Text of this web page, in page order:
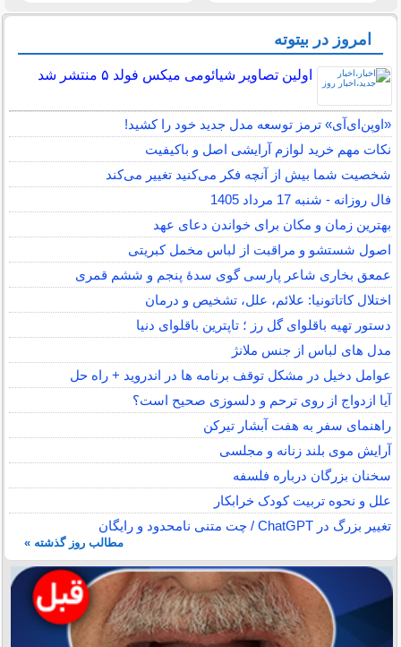
امروز در بیتوته
اولین تصاویر شیائومی میکس فولد ۵ منتشر شد
«اوپن‌ای‌آی» ترمز توسعه مدل جدید خود را کشید!
نکات مهم خرید لوازم آرایشی اصل و باکیفیت
شخصیت شما بیش از آنچه فکر می‌کنید تغییر می‌کند
فال روزانه - شنبه 17 مرداد 1405
بهترین زمان و مکان برای خواندن دعای عهد
اصول شستشو و مراقبت از لباس مخمل کبریتی
عمعق بخاری شاعر پارسی گوی سدهٔ پنجم و ششم قمری
اختلال کاتاتونیا: علائم، علل، تشخیص و درمان
دستور تهیه باقلوای گل رز ؛ تاپترین باقلوای دنیا
مدل های لباس از جنس ملانژ
عوامل دخیل در مشکل توقف برنامه ها در اندروید + راه حل
آیا ازدواج از روی ترحم و دلسوزی صحیح است؟
راهنمای سفر به هفت آبشار تیرکن
آرایش موی بلند زنانه و مجلسی
سخنان بزرگان درباره فلسفه
علل و نحوه تربیت کودک خرابکار
تغییر بزرگ در ChatGPT / چت متنی نامحدود و رایگان
مطالب روز گذشته »